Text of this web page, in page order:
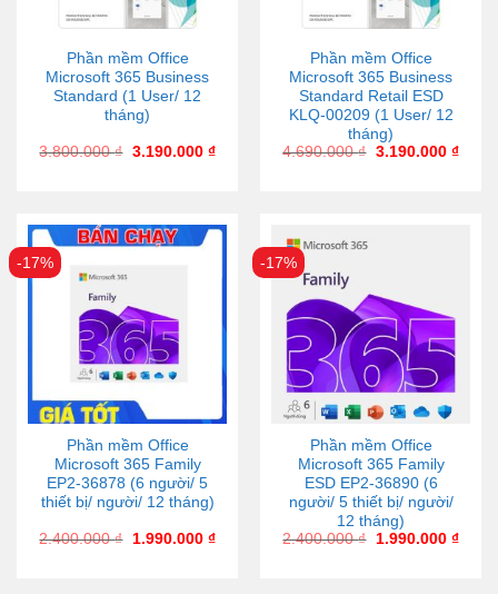
Phần mềm Office
Microsoft 365 Business
Standard (1 User/ 12
tháng)
3.800.000₫ 3.190.000 ₫
Phần mềm Office
Microsoft 365 Business
Standard Retail ESD
KLQ-00209 (1 User/ 12
tháng)
4.690.000₫ 3.190.000 ₫
-17%
Phần mềm Office
Microsoft 365 Family
EP2-36878 (6 người/ 5
thiết bị/ người/ 12 tháng)
2.400.000₫ 1.990.000 ₫
-17%
Phần mềm Office
Microsoft 365 Family
ESD EP2-36890 (6
người/ 5 thiết bị/ người/
12 tháng)
2.400.000₫ 1.990.000 ₫